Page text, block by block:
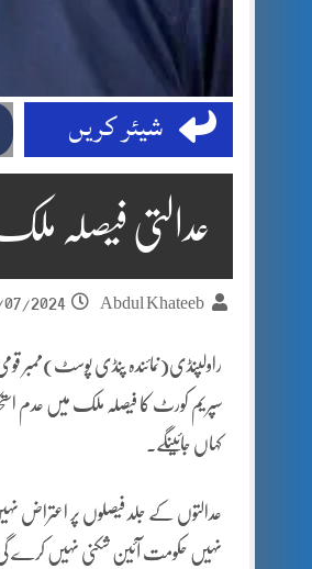
شیئر کریں
عدالتی فیصلہ
Abdul Khateeb
07/2024
راولپنڈی(نمائندہ پنڈی پوسٹ)ممبر
سپریم کورٹ کا فیصلہ ملک میں عدم
کہاں جائینگے۔
عدالتوں کے جلد فیصلوں پر اعتراض
نہیں حکومت آئین شکنی نہیں کرے گی